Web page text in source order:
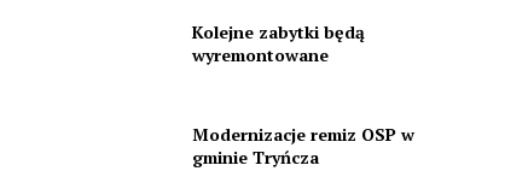
Kolejne zabytki będą
wyremontowane
Modernizacje remiz OSP w
gminie Tryńcza